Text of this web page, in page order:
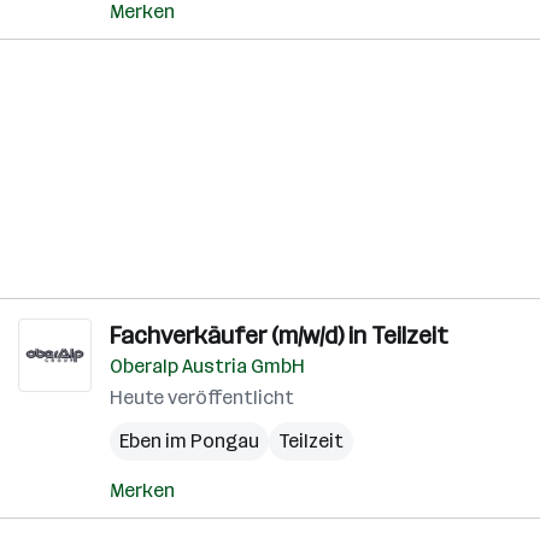
Merken
Fachverkäufer (m/w/d) in Teilzeit
Oberalp Austria GmbH
Heute veröffentlicht
Eben im Pongau
Teilzeit
Merken